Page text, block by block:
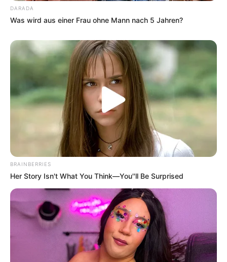
DARADA
Was wird aus einer Frau ohne Mann nach 5 Jahren?
BRAINBERRIES
Her Story Isn't What You Think—You''ll Be Surprised